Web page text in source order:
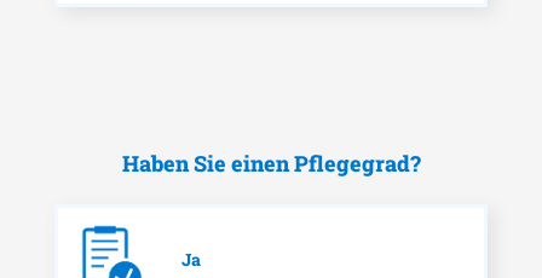
Haben Sie einen Pflegegrad?
Ja